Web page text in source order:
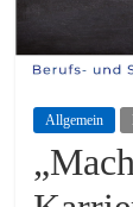
Allgemein